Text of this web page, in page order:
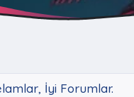
İyi Forumlar.